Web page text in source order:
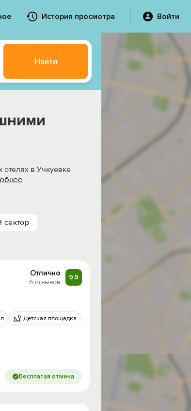
История просмотра Войти
Найти
отелях в Учкуевке
сектор
Отлично
6 отзывов
9.9
Детская площадка
Бесплатая отмена